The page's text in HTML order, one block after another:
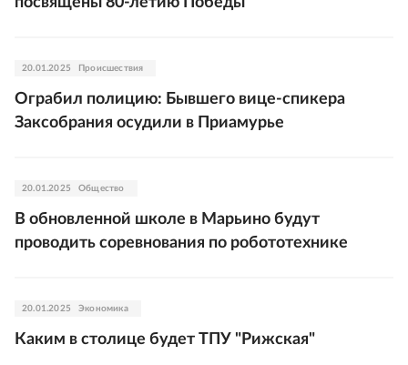
20.01.2025 Происшествия
Ограбил полицию: Бывшего вице-спикера
Заксобрания осудили в Приамурье
20.01.2025 Общество
В обновленной школе в Марьино будут
проводить соревнования по робототехнике
20.01.2025 Экономика
Каким в столице будет ТПУ "Рижская"